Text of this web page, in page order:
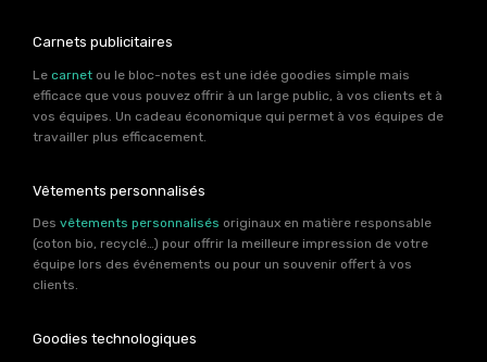
Carnets publicitaires
Le carnet ou le bloc-notes est une idée goodies simple mais
efficace que vous pouvez offrir à un large public, à vos clients et à
vos équipes. Un cadeau économique qui permet à vos équipes de
travailler plus efficacement.
Vêtements personnalisés
Des vêtements personnalisés originaux en matière responsable
(coton bio, recyclé…) pour offrir la meilleure impression de votre
équipe lors des événements ou pour un souvenir offert à vos
clients.
Goodies technologiques